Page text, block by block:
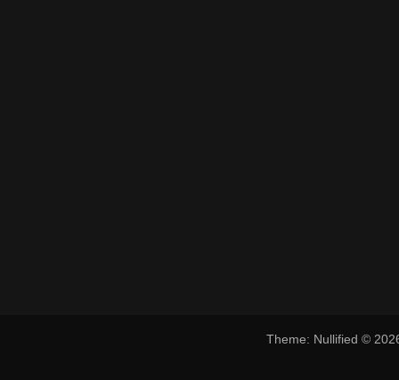
Theme: Nullified ©